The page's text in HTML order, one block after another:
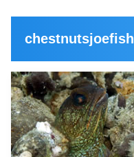
chestnutsjoefish